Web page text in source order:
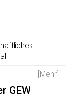
[Mehr]
GEW